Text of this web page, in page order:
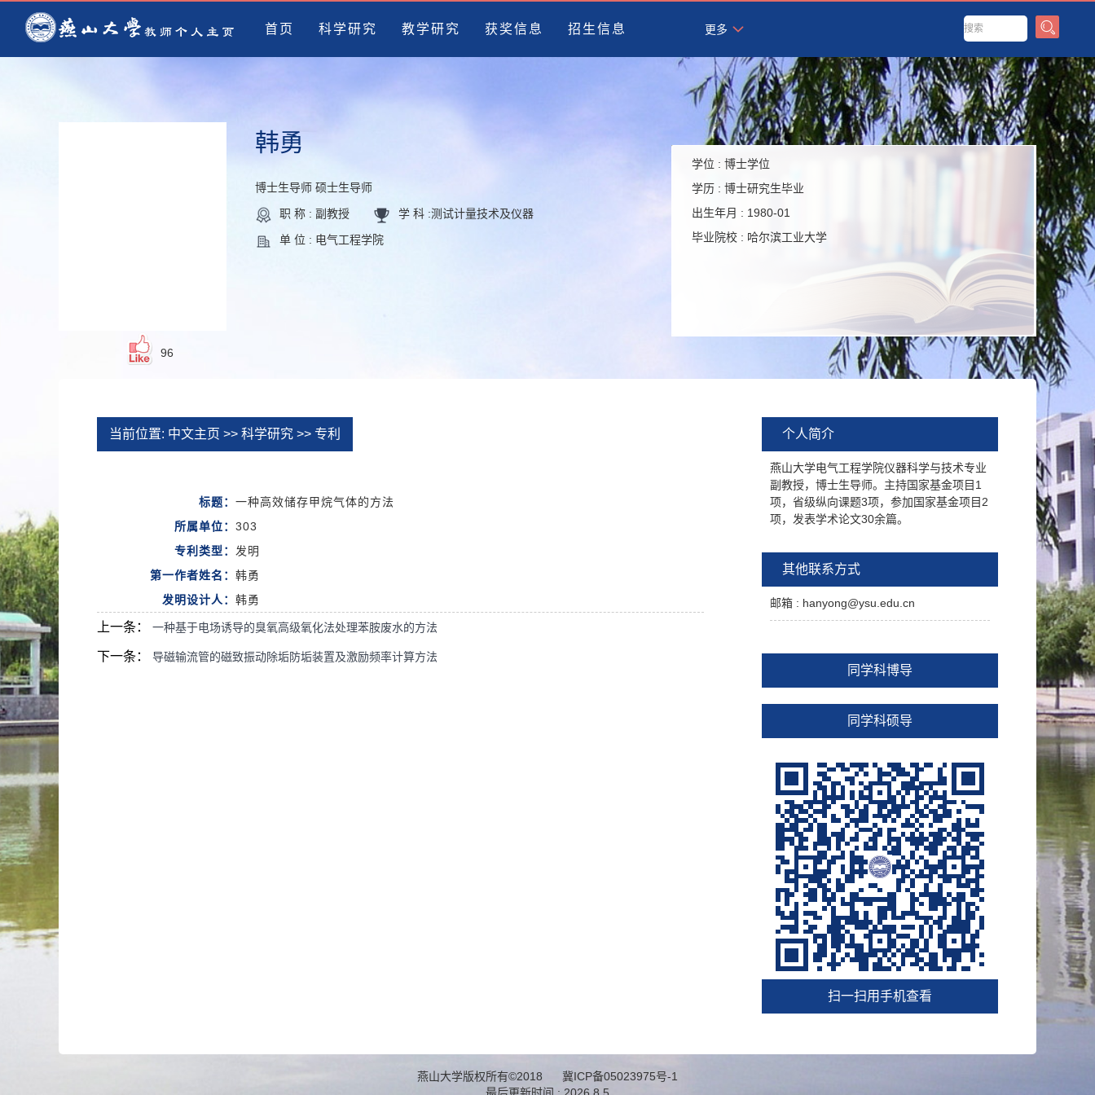
首页 科学研究 教学研究 获奖信息 招生信息 更多
96
韩勇
博士生导师 硕士生导师
职 称 : 副教授
学 科 :测试计量技术及仪器
单 位 : 电气工程学院
学位 : 博士学位
学历 : 博士研究生毕业
出生年月 : 1980-01
毕业院校 : 哈尔滨工业大学
当前位置: 中文主页 >> 科学研究 >> 专利
标题： 一种高效储存甲烷气体的方法
所属单位： 303
专利类型： 发明
第一作者姓名： 韩勇
发明设计人： 韩勇
上一条： 一种基于电场诱导的臭氧高级氧化法处理苯胺废水的方法
下一条： 导磁输流管的磁致振动除垢防垢装置及激励频率计算方法
个人简介
燕山大学电气工程学院仪器科学与技术专业
副教授，博士生导师。主持国家基金项目1
项，省级纵向课题3项，参加国家基金项目2
项，发表学术论文30余篇。
其他联系方式
邮箱 : hanyong@ysu.edu.cn
同学科博导
同学科硕导
扫一扫用手机查看
燕山大学版权所有©2018 冀ICP备05023975号-1